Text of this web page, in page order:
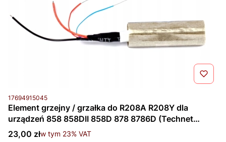
Kod produktu
17694915045
Element grzejny / grzałka do R208A R208Y dla
urządzeń 858 858DII 858D 878 8786D (Technet
Yihua)
Cena brutto
23,00 złw tym %s VAT
w tym 23% VAT